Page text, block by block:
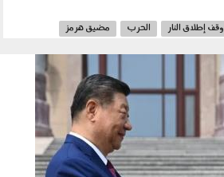
وقف إطلاق النار الحرب
مضيق هرمز